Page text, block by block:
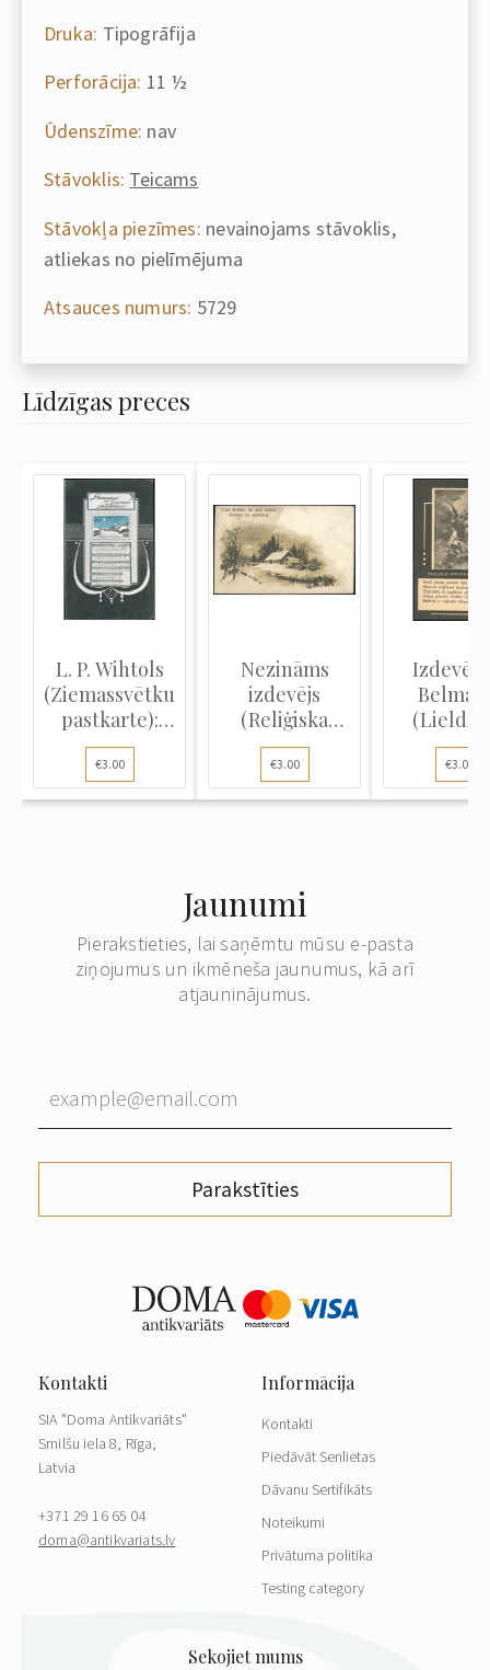
Druka: Tipogrāfija
Perforācija: 11 ½
Ūdenszīme: nav
Stāvoklis: Teicams
Stāvokļa piezīmes: nevainojams stāvoklis,
atliekas no pielīmējuma
Atsauces numurs: 5729
Līdzīgas preces
L. P. Wihtols
(Ziemassvētku
pastkarte):
Ziema...
€3.00
Nezināms
izdevējs
(Reliģiska
atklātne):
Ziema...
€3.00
Izdevējs
atklātne):
€3.00
Jaunumi
Pierakstieties, lai saņēmtu mūsu e-pasta
ziņojumus un ikmēneša jaunumus, kā arī
atjauninājumus.
Parakstīties
SIA "Doma Antikvariāts"
Smilšu iela 8, Rīga,
Latvia
+371 29 16 65 04
doma@antikvariats.lv
Kontakti
Piedāvāt Senlietas
Dāvanu Sertifikāts
Noteikumi
Privātuma politika
Testing category